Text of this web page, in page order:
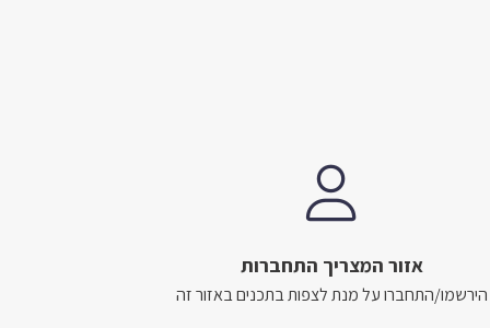
אזור המצריך התחברות
הירשמו/התחברו על מנת לצפות בתכנים באזור זה